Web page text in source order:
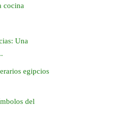
cocina
Una
egipcios
del